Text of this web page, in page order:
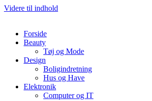
Videre til indhold
Forside
Beauty
Tøj og Mode
Design
Boligindretning
Hus og Have
Elektronik
Computer og IT